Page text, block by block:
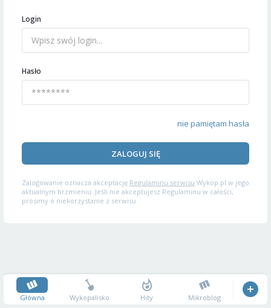
Login
Hasło
nie pamiętam hasła
ZALOGUJ SIĘ
Zalogowanie oznacza akceptację Regulaminu serwisu Wykop.pl w jego
aktualnym brzmieniu. Jeśli nie akceptujesz Regulaminu w całości,
prosimy o niekorzystanie z serwisu.
Główna Wykopalisko Hity Mikroblog